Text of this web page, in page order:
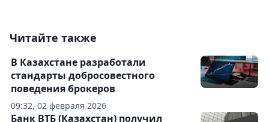
Читайте также
09:32, 02 февраля 2026
В Казахстане разработали
стандарты добросовестного
поведения брокеров
Банк ВТБ (Казахстан) получил